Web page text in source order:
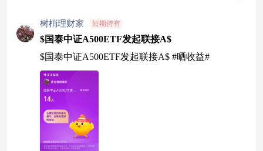
树梢理财家 短期持有
$国泰中证A500ETF发起联接A$
$国泰中证A500ETF发起联接A$ #晒收益#